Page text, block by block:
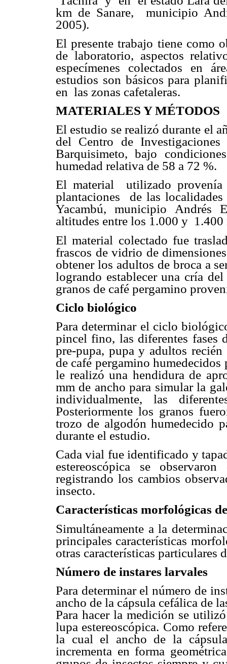
km de Sanare, municipio
2005).
El presente trabajo tiene como
de laboratorio, aspectos
especímenes colectados en
estudios son básicos para
en las zonas cafetaleras.
MATERIALES Y MÉTODOS
El estudio se realizó durante el
del Centro de
Barquisimeto, bajo
humedad relativa de 58 a 72 %.
El material utilizado provenía
plantaciones de las
Yacambú, municipio Andrés
altitudes entre los 1.000 y 1.400
El material colectado fue
frascos de vidrio de
obtener los adultos de broca a
logrando establecer una cría
granos de café pergamino
Ciclo biológico
Para determinar el ciclo
pincel fino, las diferentes fases
pre-pupa, pupa y adultos
de café pergamino humedecidos
le realizó una hendidura de
mm de ancho para simular la
individualmente, las
Posteriormente los granos
trozo de algodón humedecido
durante el estudio.
Cada vial fue identificado y
estereoscópica se
registrando los cambios
insecto.
Características morfológicas
Simultáneamente a la
principales características
otras características particulares
Número de instares larvales
Para determinar el número de
ancho de la cápsula cefálica de
Para hacer la medición se
lupa estereoscópica. Como
la cual el ancho de la
incrementa en forma